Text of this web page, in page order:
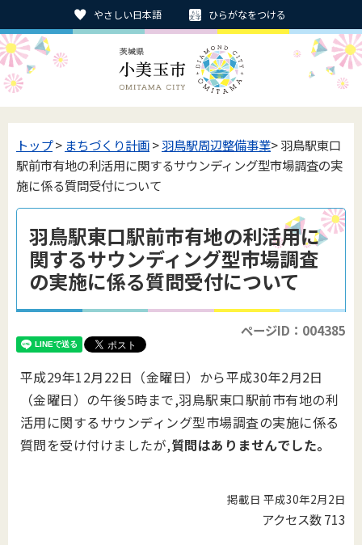
やさしい日本語 ひらがなをつける
トップ> まちづくり計画>羽鳥駅周辺整備事業> 羽鳥駅東口
駅前市有地の利活用に関するサウンディング型市場調査の実
施に係る質問受付について
羽鳥駅東口駅前市有地の利活用に
関するサウンディング型市場調査
の実施に係る質問受付について
ページID：004385
平成29年12月22日（金曜日）から平成30年2月2日
（金曜日）の午後5時まで,羽鳥駅東口駅前市有地の利
活用に関するサウンディング型市場調査の実施に係る
質問を受け付けましたが,質問はありませんでした。
掲載日 平成30年2月2日
アクセス数713